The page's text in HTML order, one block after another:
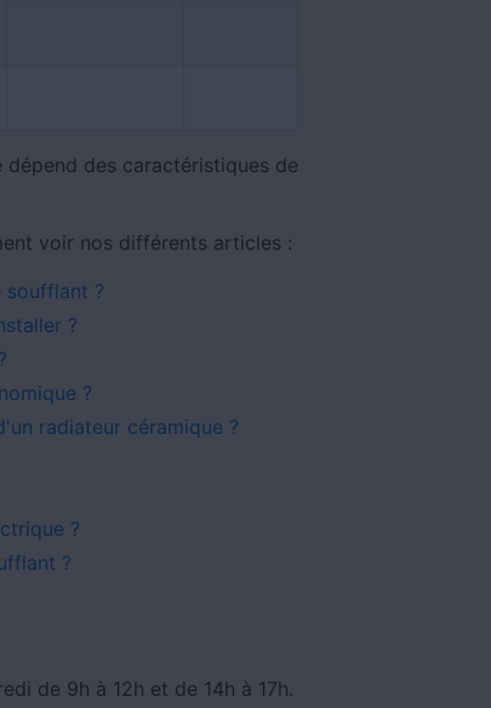
dépend des caractéristiques de
voir nos différents articles :
soufflant ?
?
?
radiateur céramique ?
?
?
de 9h à 12h et de 14h à 17h.